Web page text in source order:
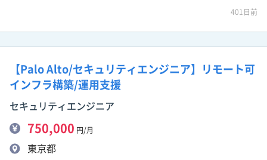
401日前
【Palo Alto/セキュリティエンジニア】リモート可
インフラ構築/運用支援
セキュリティエンジニア
750,000 円/月
東京都